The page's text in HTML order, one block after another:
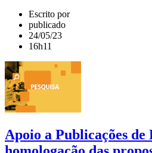
Escrito por
publicado
24/05/23
16h11
Apoio a Publicações